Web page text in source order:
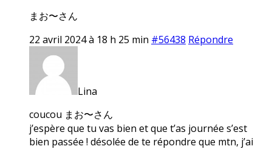
まお〜さん
22 avril 2024 à 18 h 25 min #56438 Répondre
Lina
coucou まお〜さん
j’espère que tu vas bien et que t’as journée s’est
bien passée ! désolée de te répondre que mtn, j’ai